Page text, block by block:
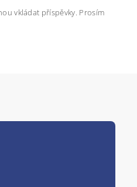
vkládat příspěvky. Prosím